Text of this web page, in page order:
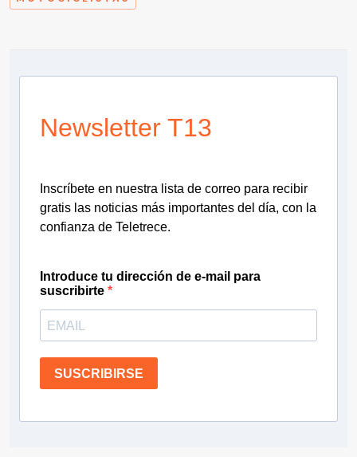
Newsletter T13
Inscríbete en nuestra lista de correo para recibir
gratis las noticias más importantes del día, con la
confianza de Teletrece.
Introduce tu dirección de e-mail para
suscribirte
SUSCRIBIRSE